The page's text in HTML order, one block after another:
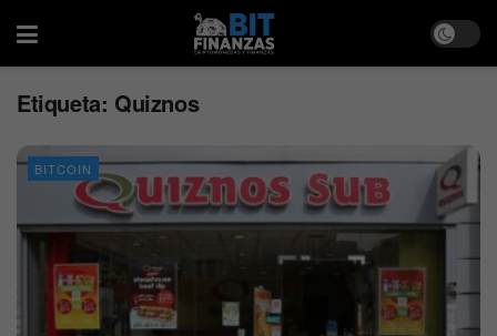
Etiqueta: Quiznos
BITCOIN